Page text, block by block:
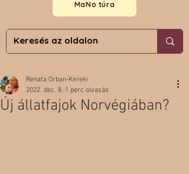
MaNo túra
Új állatfajok Norvégiában?
Renata Orban-Kereki
2022. dec. 8. 1 perc olvasás